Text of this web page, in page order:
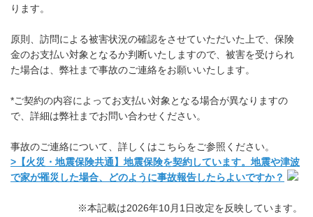
ります。
原則、訪問による被害状況の確認をさせていただいた上で、保険
金のお支払い対象となるか判断いたしますので、被害を受けられ
た場合は、弊社まで事故のご連絡をお願いいたします。
*ご契約の内容によってお支払い対象となる場合が異なりますの
で、詳細は弊社までお問い合わせください。
事故のご連絡について、詳しくはこちらをご参照ください。
>【火災・地震保険共通】地震保険を契約しています。地震や津波
で家が罹災した場合、どのように事故報告したらよいですか？
※本記載は2026年10月1日改定を反映しています。